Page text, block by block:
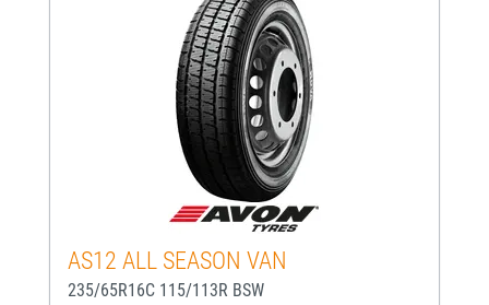
AS12 ALL SEASON VAN
235/65R16C 115/113R BSW